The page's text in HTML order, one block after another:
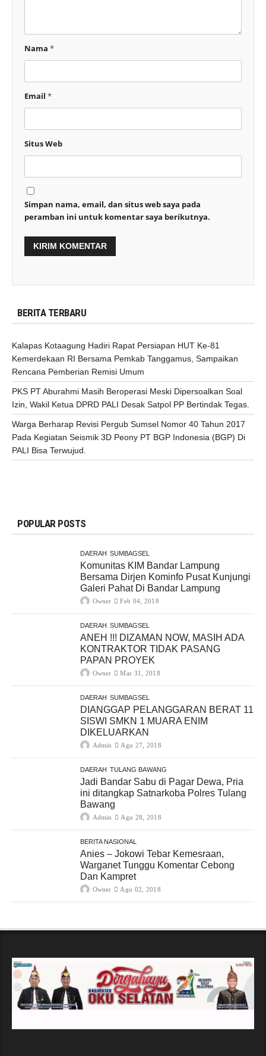
Nama *
Email *
Situs Web
Simpan nama, email, dan situs web saya pada
peramban ini untuk komentar saya berikutnya.
BERITA TERBARU
Kalapas Kotaagung Hadiri Rapat Persiapan HUT Ke-81
Kemerdekaan RI Bersama Pemkab Tanggamus, Sampaikan
Rencana Pemberian Remisi Umum
PKS PT Aburahmi Masih Beroperasi Meski Dipersoalkan Soal
Izin, Wakil Ketua DPRD PALI Desak Satpol PP Bertindak Tegas.
Warga Berharap Revisi Pergub Sumsel Nomor 40 Tahun 2017
Pada Kegiatan Seismik 3D Peony PT BGP Indonesia (BGP) Di
PALI Bisa Terwujud.
POPULAR POSTS
DAERAH SUMBAGSEL
Komunitas KIM Bandar Lampung
Bersama Dirjen Kominfo Pusat Kunjungi
Galeri Pahat Di Bandar Lampung
Owner Feb 04, 2018
DAERAH SUMBAGSEL
ANEH !!! DIZAMAN NOW, MASIH ADA
KONTRAKTOR TIDAK PASANG
PAPAN PROYEK
Owner Mar 31, 2018
DAERAH SUMBAGSEL
DIANGGAP PELANGGARAN BERAT 11
SISWI SMKN 1 MUARA ENIM
DIKELUARKAN
Admin Agu 27, 2018
DAERAH TULANG BAWANG
Jadi Bandar Sabu di Pagar Dewa, Pria
ini ditangkap Satnarkoba Polres Tulang
Bawang
Admin Agu 28, 2018
BERITA NASIONAL
Anies – Jokowi Tebar Kemesraan,
Warganet Tunggu Komentar Cebong
Dan Kampret
Owner Agu 02, 2018